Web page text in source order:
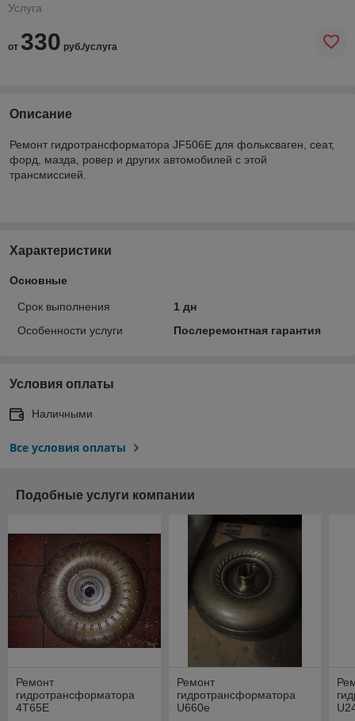
Услуга
от 330 руб./услуга
Описание
Ремонт гидротрансформатора JF506E для фольксваген, сеат,
форд, мазда, ровер и других автомобилей с этой
трансмиссией.
Характеристики
Основные
Срок выполнения
1 дн
Особенности услуги
Послеремонтная гарантия
Условия оплаты
Наличными
Все условия оплаты
Подобные услуги компании
Ремонт
гидротрансформатора
4T65E
Ремонт
гидротрансформатора
U660e